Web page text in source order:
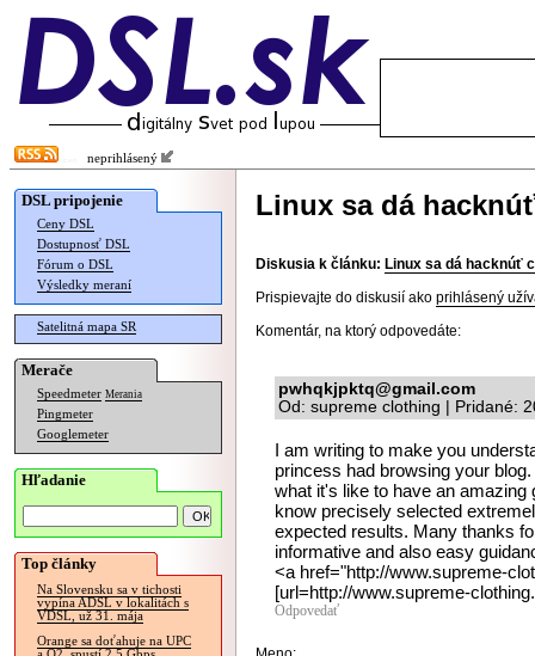
neprihlásený
DSL pripojenie
Ceny DSL
Dostupnosť DSL
Fórum o DSL
Výsledky meraní
Satelitná mapa SR
Merače
Speedmeter Merania
Pingmeter
Googlemeter
Hľadanie
Top články
Na Slovensku sa v tichosti
vypína ADSL v lokalitách s
VDSL, už 31. mája
Orange sa doťahuje na UPC
Linux sa dá
Diskusia k článku: Linux sa dá hacknúť
Prispievajte do diskusií ako prihlásený
Komentár, na ktorý odpovedáte:
pwhqkjpktq@gmail.com
Od: supreme clothing | Pridané:
I am writing to make you
princess had browsing your
what it's like to have an
know precisely selected
expected results. Many thanks
informative and also easy
<a href="http://www.supreme-
[url=http://www.supreme-
Odpovedať